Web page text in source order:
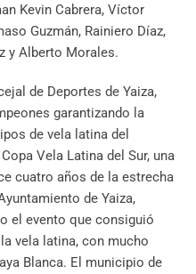
Kevin Cabrera, Víctor
Guzmán, Rainiero Díaz,
y Alberto Morales.
de Deportes de Yaiza,
garantizando la
de vela latina del
Vela Latina del Sur, una
cuatro años de la estrecha
de Yaiza,
el evento que consiguió
vela latina, con mucho
Blanca. El municipio de